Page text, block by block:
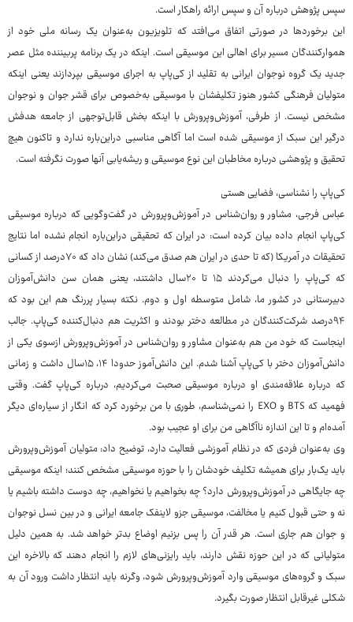
سپس پژوهش درباره آن و سپس ارائه راهکار است.
این برخوردها در صورتی اتفاق می‌افتد که تلویزیون به‌عنوان یک رسانه ملی خود از
هموارکنندگان مسیر برای اهالی این موسیقی است. اینکه در یک برنامه پربیننده مثل عصر
جدید یک گروه نوجوان ایرانی به تقلید از کی‌پاپ به اجرای موسیقی بپردازند یعنی اینکه
متولیان فرهنگی کشور هنوز تکلیفشان با موسیقی به‌خصوص برای قشر جوان و نوجوان
مشخص نیست. از طرفی، آموزش‌وپرورش با اینکه بخش قابل‌توجهی از جامعه هدفش
درگیر این سبک از موسیقی شده است اما آگاهی مناسبی دراین‌باره ندارد و تاکنون هیچ
تحقیق و پژوهشی درباره مخاطبان این نوع موسیقی و ریشه‌یابی آنها صورت نگرفته است.
کی‌پاپ را نشناسی، فضایی هستی
عباس فرجی، مشاور و روان‌شناس در آموزش‌وپرورش در گفت‌وگویی که درباره موسیقی
کی‌پاپ انجام داده بیان کرده است: در ایران که تحقیقی دراین‌باره انجام نشده اما نتایج
تحقیقات در آمریکا (که تا حدی در ایران هم صدق می‌کند) نشان داد که ۷۰درصد از کسانی
که کی‌پاپ را دنبال می‌کردند ۱۵ تا ۲۰سال داشتند، یعنی همان سن دانش‌آموزان
دبیرستانی در کشور ما، شامل متوسطه اول و دوم. نکته بسیار پررنگ هم این بود که
۹۴درصد شرکت‌کنندگان در مطالعه دختر بودند و اکثریت هم دنبال‌کننده کی‌پاپ. جالب
اینجاست که خود من هم به‌عنوان مشاور و روان‌شناس در آموزش‌وپرورش ازسوی یکی از
دانش‌آموزان دختر با کی‌پاپ آشنا شدم. این دانش‌آموز حدودا ۱۴، ۱۵سال داشت و زمانی
که درباره علاقه‌مندی او درباره موسیقی صحبت می‌کردیم، درباره کی‌پاپ گفت. وقتی
فهمید که BTS و EXO را نمی‌شناسم، طوری با من برخورد کرد که انگار از سیاره‌ای دیگر
آمده‌ام و تا این اندازه ناآگاهی من برای او عجیب بود.
وی به‌عنوان فردی که در نظام آموزشی فعالیت دارد، توضیح داد: متولیان آموزش‌وپرورش
باید یک‌بار برای همیشه تکلیف خودشان را با حوزه موسیقی مشخص کنند؛ اینکه موسیقی
چه جایگاهی در آموزش‌وپرورش دارد؟ چه بخواهیم یا نخواهیم، چه دوست داشته باشیم یا
نه و حتی قبول کنیم یا مخالفت، موسیقی جزو لاینفک جامعه ایرانی و در بین نسل نوجوان
و جوان هم جاری است. هر قدر آن را پس بزنیم اوضاع بدتر خواهد شد. به همین دلیل
متولیانی که در این حوزه نقش دارند، باید رایزنی‌های لازم را انجام دهند که بالاخره این
سبک و گروه‌های موسیقی وارد آموزش‌وپرورش شود، وگرنه باید انتظار داشت ورود آن به
شکلی غیرقابل انتظار صورت بگیرد.